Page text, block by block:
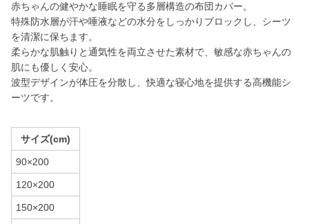
赤ちゃんの健やかな睡眠を守る多層構造の布団カバー。
特殊防水層が汗や唾液などの水分をしっかりブロックし、シーツ
を清潔に保ちます。
柔らかな肌触りと通気性を両立させた素材で、敏感な赤ちゃんの
肌にも優しく安心。
波型デザインが体圧を分散し、快適な寝心地を提供する高機能シ
ーツです。
サイズ(cm)
90×200
120×200
150×200